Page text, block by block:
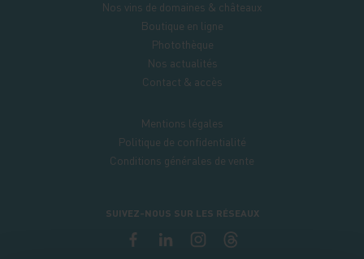
Nos vins de domaines & châteaux
Boutique en ligne
Photothèque
Nos actualités
Contact & accès
Mentions légales
Politique de confidentialité
Conditions générales de vente
SUIVEZ-NOUS SUR LES RÉSEAUX